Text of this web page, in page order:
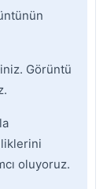
Görüntü
oluyoruz.